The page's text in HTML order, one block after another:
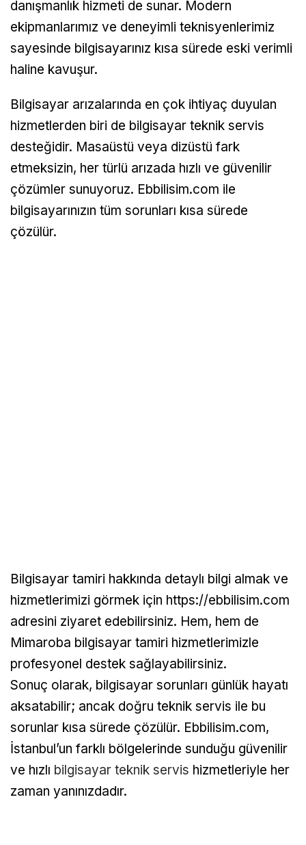
danışmanlık hizmeti de sunar. Modern
ekipmanlarımız ve deneyimli teknisyenlerimiz
sayesinde bilgisayarınız kısa sürede eski verimli
haline kavuşur.
Bilgisayar arızalarında en çok ihtiyaç duyulan
hizmetlerden biri de bilgisayar teknik servis
desteğidir. Masaüstü veya dizüstü fark
etmeksizin, her türlü arızada hızlı ve güvenilir
çözümler sunuyoruz. Ebbilisim.com ile
bilgisayarınızın tüm sorunları kısa sürede
çözülür.
Bilgisayar tamiri hakkında detaylı bilgi almak ve
hizmetlerimizi görmek için https://ebbilisim.com
adresini ziyaret edebilirsiniz. Hem, hem de
Mimaroba bilgisayar tamiri hizmetlerimizle
profesyonel destek sağlayabilirsiniz.
Sonuç olarak, bilgisayar sorunları günlük hayatı
aksatabilir; ancak doğru teknik servis ile bu
sorunlar kısa sürede çözülür. Ebbilisim.com,
İstanbul’un farklı bölgelerinde sunduğu güvenilir
ve hızlı bilgisayar teknik servis hizmetleriyle her
zaman yanınızdadır.